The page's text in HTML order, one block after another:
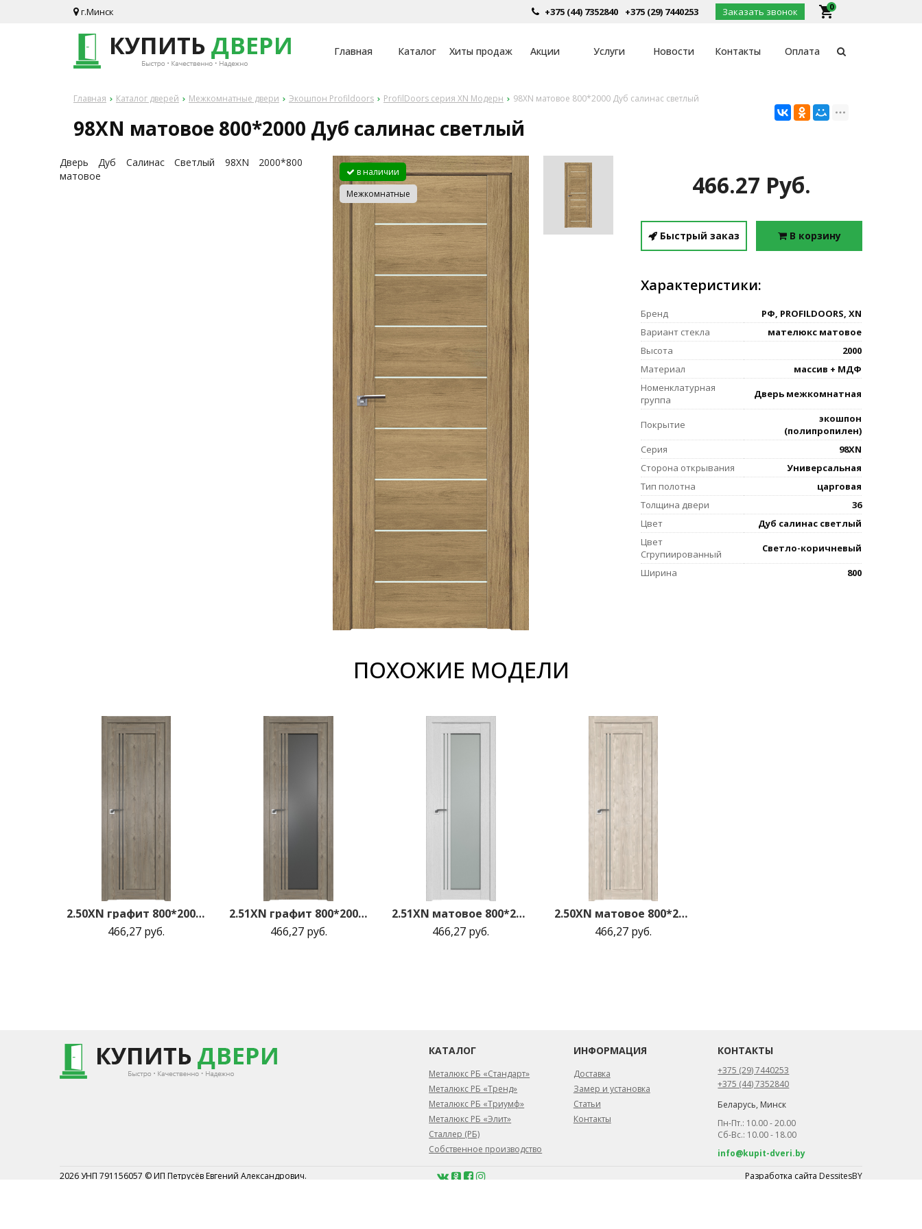
г.Минск local_grocery_store
0
Заказать звонок
+375 (29) 7440253
+375 (44) 7352840
Главная Каталог Хиты продаж Акции Услуги Новости Контакты Оплата
Главная Каталог дверей Межкомнатные двери Экошпон Profildoors ProfilDoors серия XN Модерн 98XN матовое 800*2000 Дуб салинас светлый
98XN матовое 800*2000 Дуб салинас светлый
Дверь Дуб Салинас Светлый 98ХN 2000*800
матовое
в наличии
Межкомнатные
466.27 Руб.
Быстрый заказ В корзину
Характеристики:
Бренд
РФ, PROFILDOORS, XN
Вариант стекла
мателюкс матовое
Высота
2000
Материал
массив + МДФ
Номенклатурная
группа
Дверь межкомнатная
Покрытие
экошпон
(полипропилен)
Серия
98XN
Сторона открывания
Универсальная
Тип полотна
царговая
Толщина двери
36
Цвет
Дуб салинас светлый
Цвет
Сгрупиированный
Светло-коричневый
Ширина
800
ПОХОЖИЕ МОДЕЛИ
2.50XN графит 800*2000 Каштан темный
466,27 руб.
2.51XN графит 800*2000 Каштан темный
466,27 руб.
2.51XN матовое 800*2000 Монблан
466,27 руб.
2.50XN матовое 800*2000 Каштан светлый
466,27 руб.
КАТАЛОГ
Металюкс РБ «Стандарт»
Металюкс РБ «Тренд»
Металюкс РБ «Триумф»
Металюкс РБ «Элит»
Сталлер (РБ)
Собственное производство
ИНФОРМАЦИЯ
Доставка
Замер и установка
Статьи
Контакты
КОНТАКТЫ
+375 (29) 7440253
+375 (44) 7352840
Беларусь, Минск
Пн-Пт.: 10.00 - 20.00
Сб-Вс.: 10.00 - 18.00
info@kupit-dveri.by
2026 УНП 791156057 © ИП Петрусёв Евгений Александрович.
Разработка сайта DessitesBY